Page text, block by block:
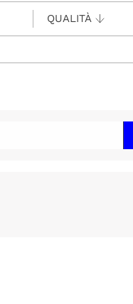
QUALITÀ